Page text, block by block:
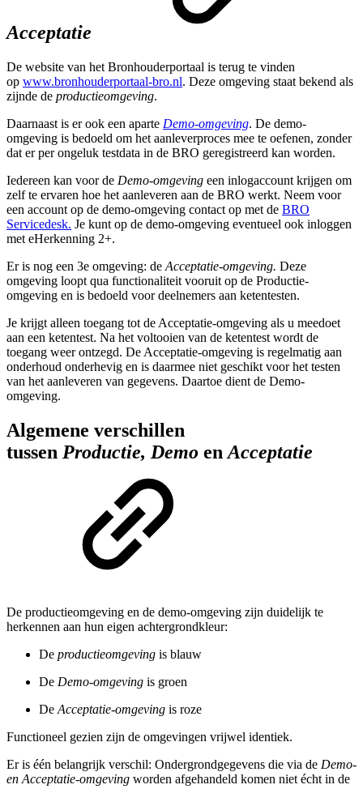
Acceptatie
De website van het Bronhouderportaal is terug te vinden
op www.bronhouderportaal-bro.nl. Deze omgeving staat bekend als
zijnde de productieomgeving.
Daarnaast is er ook een aparte Demo-omgeving. De demo-
omgeving is bedoeld om het aanleverproces mee te oefenen, zonder
dat er per ongeluk testdata in de BRO geregistreerd kan worden.
Iedereen kan voor de Demo-omgeving een inlogaccount krijgen om
zelf te ervaren hoe het aanleveren aan de BRO werkt. Neem voor
een account op de demo-omgeving contact op met de BRO
Servicedesk. Je kunt op de demo-omgeving eventueel ook inloggen
met eHerkenning 2+.
Er is nog een 3e omgeving: de Acceptatie-omgeving. Deze
omgeving loopt qua functionaliteit vooruit op de Productie-
omgeving en is bedoeld voor deelnemers aan ketentesten.
Je krijgt alleen toegang tot de Acceptatie-omgeving als u meedoet
aan een ketentest. Na het voltooien van de ketentest wordt de
toegang weer ontzegd. De Acceptatie-omgeving is regelmatig aan
onderhoud onderhevig en is daarmee niet geschikt voor het testen
van het aanleveren van gegevens. Daartoe dient de Demo-
omgeving.
Algemene verschillen
tussen Productie, Demo en Acceptatie
De productieomgeving en de demo-omgeving zijn duidelijk te
herkennen aan hun eigen achtergrondkleur:
De productieomgeving is blauw
De Demo-omgeving is groen
DeAcceptatie-omgeving is roze
Functioneel gezien zijn de omgevingen vrijwel identiek.
Er is één belangrijk verschil: Ondergrondgegevens die via de Demo-
en Acceptatie-omgeving worden afgehandeld komen niet écht in de